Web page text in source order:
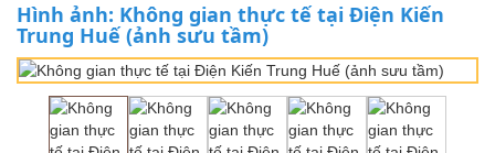
Hình ảnh: Không gian thực tế tại Điện Kiến
Trung Huế (ảnh sưu tầm)